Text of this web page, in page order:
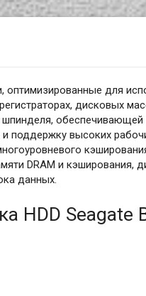
для
дисковых
поддержку высоких
DRAM и кэширования,
данных.
HDD Seagate